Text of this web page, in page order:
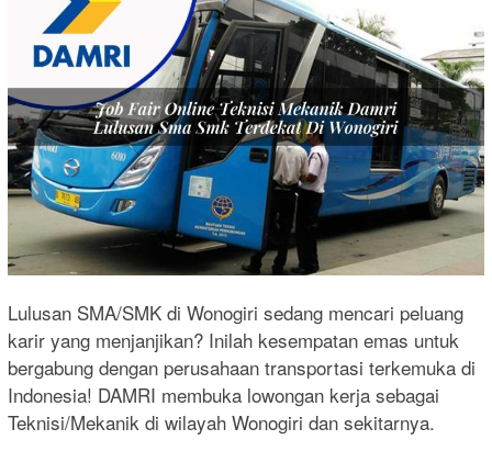
Lulusan SMA/SMK di Wonogiri sedang mencari peluang
karir yang menjanjikan? Inilah kesempatan emas untuk
bergabung dengan perusahaan transportasi terkemuka di
Indonesia! DAMRI membuka lowongan kerja sebagai
Teknisi/Mekanik di wilayah Wonogiri dan sekitarnya.